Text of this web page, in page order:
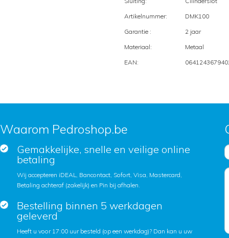
Artikelnummer:
DMK100
Garantie :
2 jaar
Materiaal:
Metaal
EAN:
Waarom Pedroshop.be
Gemakkelijke, snelle en veilige online
betaling
Wij accepteren iDEAL, Bancontact, Sofort, Visa, Mastercard,
Betaling achteraf (zakelijk) en Pin bij afhalen.
Bestelling binnen 5 werkdagen
geleverd
Heeft u voor 17:00 uur besteld (op een werkdag)? Dan kan u uw